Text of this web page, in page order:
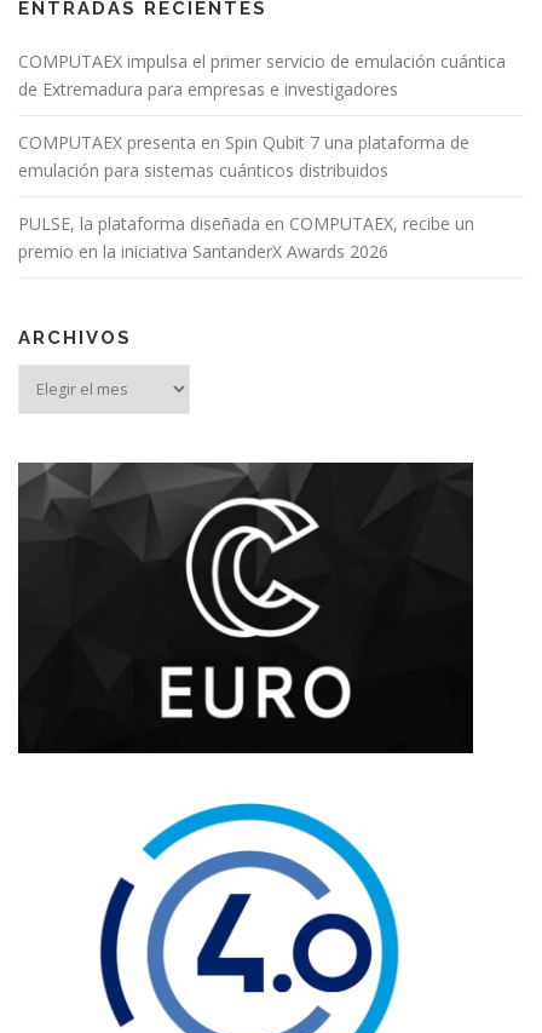
ENTRADAS RECIENTES
COMPUTAEX impulsa el primer servicio de emulación cuántica
de Extremadura para empresas e investigadores
COMPUTAEX presenta en Spin Qubit 7 una plataforma de
emulación para sistemas cuánticos distribuidos
PULSE, la plataforma diseñada en COMPUTAEX, recibe un
premio en la iniciativa SantanderX Awards 2026
ARCHIVOS